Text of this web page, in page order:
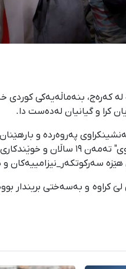
هیزە سەرکوتکەرە نیزامییەکانەوە لە
کرا و گیانیان لەدەست دا.
ئەم هەواڵە وتی؛ "بیژەن مستەفەوی" تەمەن ٥٥ ساڵان،
کراوە و بەسەختی بریندار